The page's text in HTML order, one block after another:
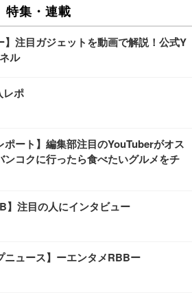
特集・連載
】注目ガジェットを動画で解説！公式Y
ル
レポ
ポート】編集部注目のYouTuberがオス
ンコクに行ったら食べたいグルメをチ
】注目の人にインタビュー
ニュース】ーエンタメRBBー